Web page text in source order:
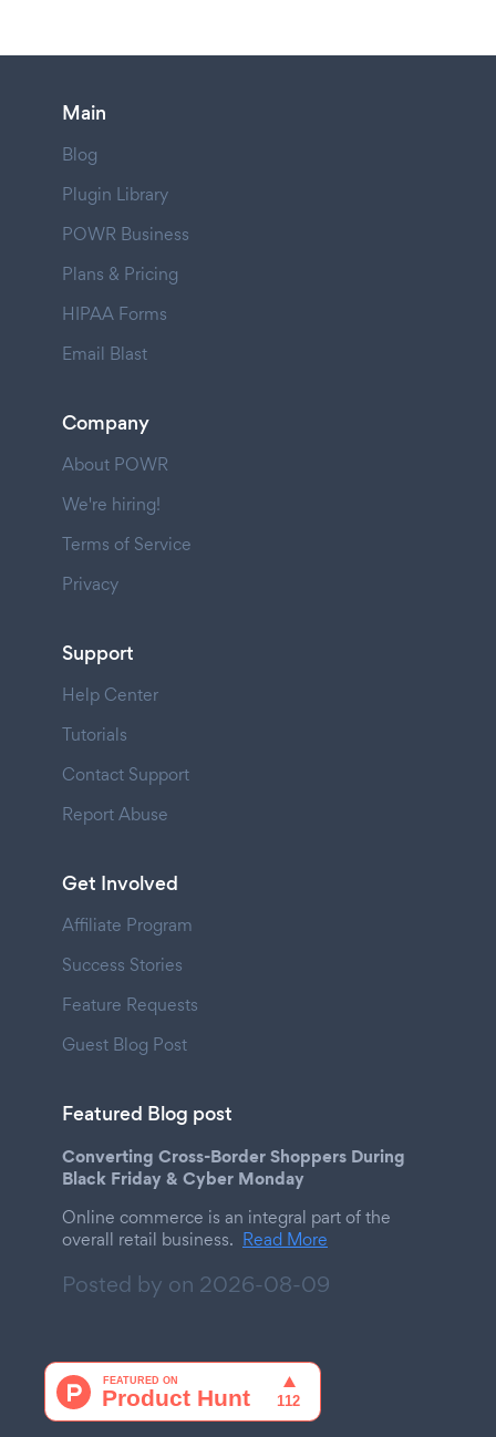
Main
Blog
Plugin Library
POWR Business
Plans & Pricing
HIPAA Forms
Email Blast
Company
About POWR
We're hiring!
Terms of Service
Privacy
Support
Help Center
Tutorials
Contact Support
Report Abuse
Get Involved
Affiliate Program
Success Stories
Feature Requests
Guest Blog Post
Featured Blog post
Converting Cross-Border Shoppers During
Black Friday & Cyber Monday
Online commerce is an integral part of the
overall retail business. Read More
Posted by on 2026-08-09